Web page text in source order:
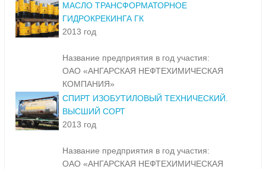
МАСЛО ТРАНСФОРМАТОРНОЕ
ГИДРОКРЕКИНГА ГК
2013 год
Название предприятия в год участия:
ОАО «АНГАРСКАЯ НЕФТЕХИМИЧЕСКАЯ
КОМПАНИЯ»
СПИРТ ИЗОБУТИЛОВЫЙ ТЕХНИЧЕСКИЙ.
ВЫСШИЙ СОРТ
2013 год
Название предприятия в год участия:
ОАО «АНГАРСКАЯ НЕФТЕХИМИЧЕСКАЯ